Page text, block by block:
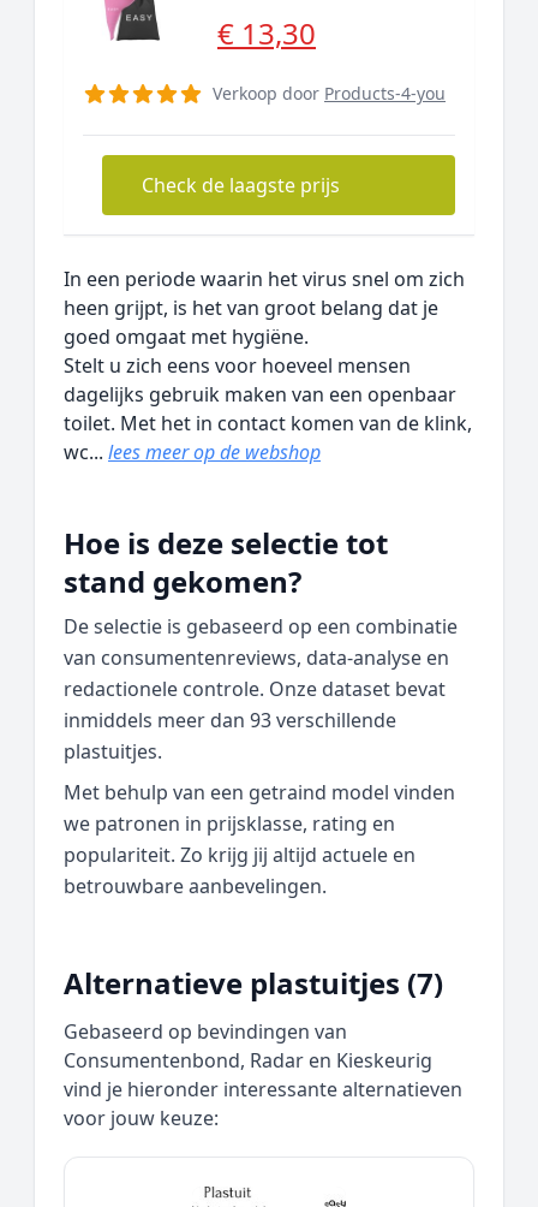
€ 13,30
Verkoop door Products-4-you
Check de laagste prijs
In een periode waarin het virus snel om zich
heen grijpt, is het van groot belang dat je
goed omgaat met hygiëne.
Stelt u zich eens voor hoeveel mensen
dagelijks gebruik maken van een openbaar
toilet. Met het in contact komen van de klink,
wc... lees meer op de webshop
Hoe is deze selectie tot
stand gekomen?
De selectie is gebaseerd op een combinatie
van consumentenreviews, data‑analyse en
redactionele controle. Onze dataset bevat
inmiddels meer dan 93 verschillende
plastuitjes.
Met behulp van een getraind model vinden
we patronen in prijsklasse, rating en
populariteit. Zo krijg jij altijd actuele en
betrouwbare aanbevelingen.
Alternatieve plastuitjes (7)
Gebaseerd op bevindingen van
Consumentenbond, Radar en Kieskeurig
vind je hieronder interessante alternatieven
voor jouw keuze: